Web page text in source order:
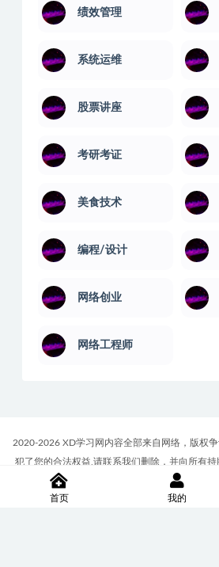
绩效管理
系统运维
股票讲座
考研考证
美食技术
编程/设计
网络创业
网络工程师
2020-2026 XD学习网内容全部来自网络，版权
犯了您的合法权益,请联系我们删除，并向所有
布的一切学习教程、软件等资料仅限用于学习体
24小时内删除，如果您喜欢该资料，请支持正
首页 我的